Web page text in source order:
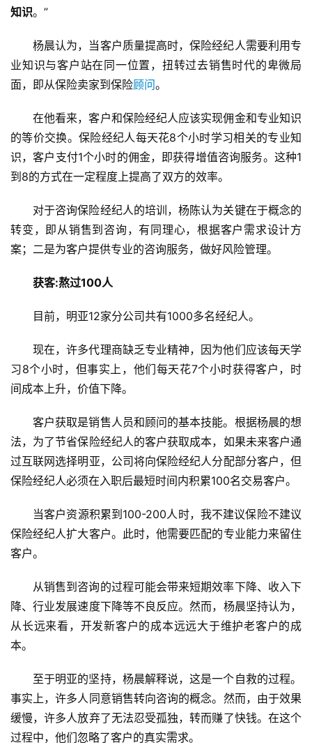
知识。”
杨晨认为，当客户质量提高时，保险经纪人需要利用专
业知识与客户站在同一位置，扭转过去销售时代的卑微局
面，即从保险卖家到保险顾问。
在他看来，客户和保险经纪人应该实现佣金和专业知识
的等价交换。保险经纪人每天花8个小时学习相关的专业知
识，客户支付1个小时的佣金，即获得增值咨询服务。这种1
到8的方式在一定程度上提高了双方的效率。
对于咨询保险经纪人的培训，杨陈认为关键在于概念的
转变，即从销售到咨询，有同理心，根据客户需求设计方
案；二是为客户提供专业的咨询服务，做好风险管理。
获客:熬过100人
目前，明亚12家分公司共有1000多名经纪人。
现在，许多代理商缺乏专业精神，因为他们应该每天学
习8个小时，但事实上，他们每天花7个小时获得客户，时
间成本上升，价值下降。
客户获取是销售人员和顾问的基本技能。根据杨晨的想
法，为了节省保险经纪人的客户获取成本，如果未来客户通
过互联网选择明亚，公司将向保险经纪人分配部分客户，但
保险经纪人必须在入职后最短时间内积累100名交易客户。
当客户资源积累到100-200人时，我不建议保险不建议
保险经纪人扩大客户。此时，他需要匹配的专业能力来留住
客户。
从销售到咨询的过程可能会带来短期效率下降、收入下
降、行业发展速度下降等不良反应。然而，杨晨坚持认为，
从长远来看，开发新客户的成本远远大于维护老客户的成
本。
至于明亚的坚持，杨晨解释说，这是一个自救的过程。
事实上，许多人同意销售转向咨询的概念。然而，由于效果
缓慢，许多人放弃了无法忍受孤独，转而赚了快钱。在这个
过程中，他们忽略了客户的真实需求。